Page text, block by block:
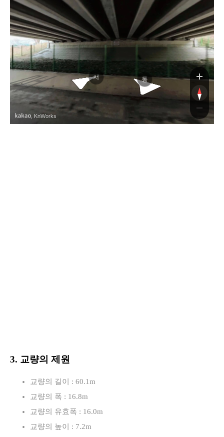
양산
양산대
서 동
, KnWorks
3. 교량의 제원
교량의 길이 : 60.1m
교량의 폭 : 16.8m
교량의 유효폭 : 16.0m
교량의 높이 : 7.2m